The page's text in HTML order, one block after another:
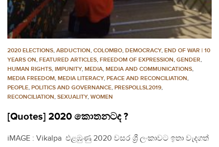
2020 ELECTIONS, ABDUCTION, COLOMBO, DEMOCRACY, END OF WAR | 10
YEARS ON, FEATURED ARTICLES, FREEDOM OF EXPRESSION, GENDER,
HUMAN RIGHTS, IMPUNITY, MEDIA, MEDIA AND COMMUNICATIONS,
MEDIA FREEDOM, MEDIA LITERACY, PEACE AND RECONCILIATION,
PEOPLE, POLITICS AND GOVERNANCE, PRESPOLLSL2019,
RECONCILIATION, SEXUALITY, WOMEN
[Quotes] 2020 කොතනටද ?
iMAGE : Vikalpa එළඹුණු 2020 වසර ශ්‍රී ලංකාවට ඉතා වැදගත්